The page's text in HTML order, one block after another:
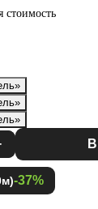
стоимость
-37%